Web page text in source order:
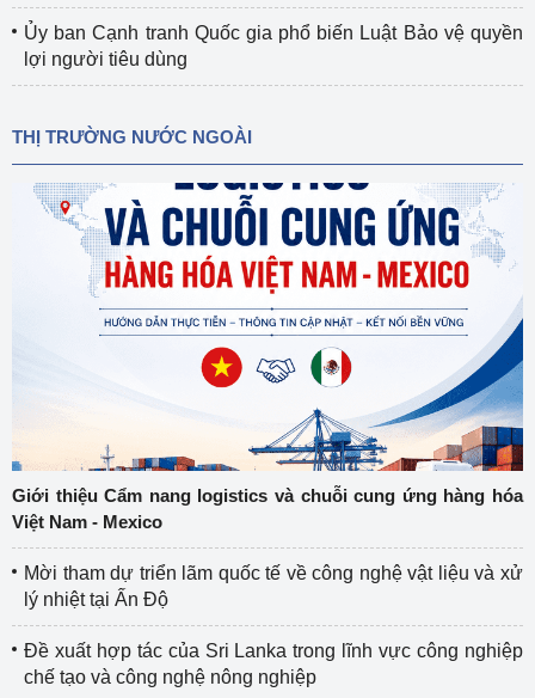
Ủy ban Cạnh tranh Quốc gia phổ biến Luật Bảo vệ quyền
lợi người tiêu dùng
THỊ TRƯỜNG NƯỚC NGOÀI
Giới thiệu Cẩm nang logistics và chuỗi cung ứng hàng hóa
Việt Nam - Mexico
Mời tham dự triển lãm quốc tế về công nghệ vật liệu và xử
lý nhiệt tại Ấn Độ
Đề xuất hợp tác của Sri Lanka trong lĩnh vực công nghiệp
chế tạo và công nghệ nông nghiệp